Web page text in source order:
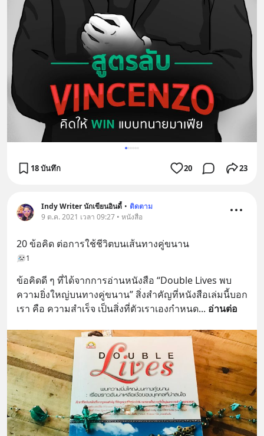
18 บันทึก 20 23
Indy Writer นักเขียนอินดี้ • ติดตาม
9 ต.ค. 2021 เวลา 09:27 • หนังสือ
20 ข้อคิด ต่อการใช้ชีวิตบนเส้นทางคู่ขนาน
1
ข้อคิดดี ๆ ที่ได้จากการอ่านหนังสือ “Double Lives พบ
ความยิ่งใหญ่บนทางคู่ขนาน” สิ่งสำคัญที่หนังสือเล่มนี้บอก
เรา คือ ความสำเร็จ เป็นสิ่งที่ตัวเราเองกำหนด... อ่านต่อ